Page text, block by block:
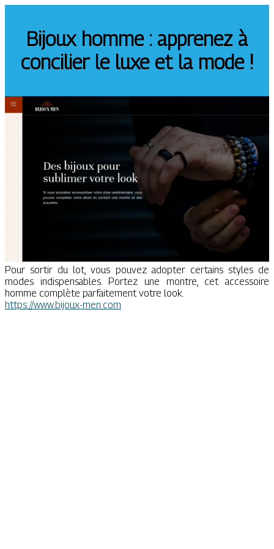
Bijoux homme : apprenez à
concilier le luxe et la mode !
Pour sortir du lot, vous pouvez adopter certains styles de
modes indispensables. Portez une montre, cet accessoire
homme complète parfaitement votre look.
https://www.bijoux-men.com